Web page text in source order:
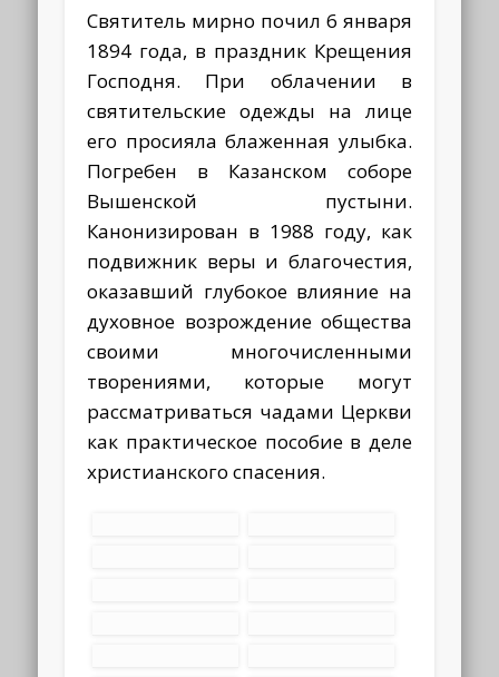
Святитель мирно почил 6 января
1894 года, в праздник Крещения
Господня. При облачении в
святительские одежды на лице
его просияла блаженная улыбка.
Погребен в Казанском соборе
Вышенской пустыни.
Канонизирован в 1988 году, как
подвижник веры и благочестия,
оказавший глубокое влияние на
духовное возрождение общества
своими многочисленными
творениями, которые могут
рассматриваться чадами Церкви
как практическое пособие в деле
христианского спасения.